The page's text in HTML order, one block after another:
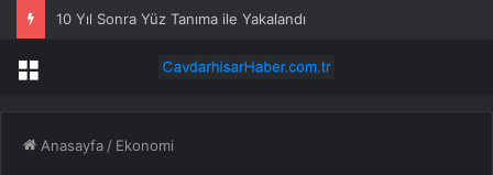
10 Yıl Sonra Yüz Tanıma ile Yakalandı
Menü
Anasayfa / Ekonomi